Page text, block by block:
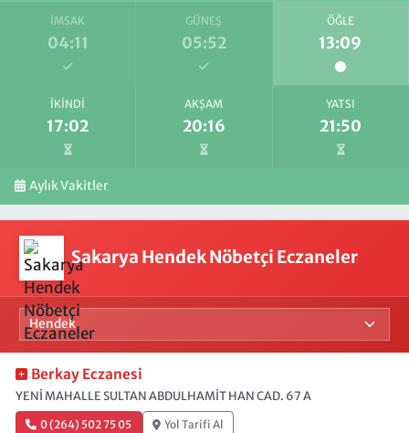
İMSAK
04:11
GÜNEŞ
05:52
ÖĞLE
13:09
İKINDI
17:02
AKŞAM
20:16
YATSI
21:50
Aylık Vakitler
Sakarya Hendek Nöbetçi Eczaneler
Berkay Eczanesi
YENİ MAHALLE SULTAN ABDULHAMİT HAN CAD. 67 A
0 (264) 502 75 05 Yol Tarifi Al